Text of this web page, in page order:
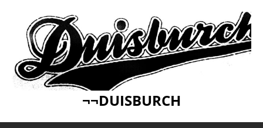
¬¬DUISBURCH